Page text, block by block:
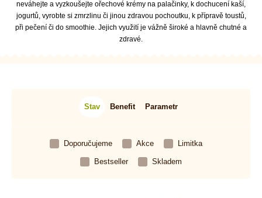
neváhejte a vyzkoušejte ořechové krémy na palačinky, k dochucení kaší,
jogurtů, vyrobte si zmrzlinu či jinou zdravou pochoutku, k přípravě toustů,
při pečení či do smoothie. Jejich využití je vážně široké a hlavně chutné a
zdravé.
Stav Benefit Parametr
Doporučujeme Akce Limitka
Bestseller Skladem